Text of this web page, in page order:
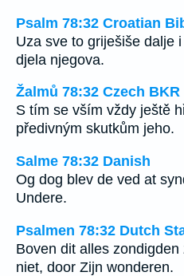
Psalm 78:32 Croatian
Uza sve to griješiše dalje
djela njegova.
Žalmů 78:32 Czech BKR
S tím se vším vždy ještě
předivným skutkům jeho.
Salme 78:32 Danish
Og dog blev de ved at
Undere.
Psalmen 78:32 Dutch
Boven dit alles
niet, door Zijn wonderen.